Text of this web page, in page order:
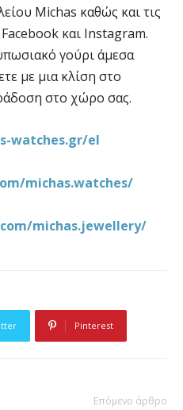
Michas καθώς και τις
και Instagram.
γούρι άμεσα
με μια κλίση στο
στο χώρο σας.
watches.gr/el
michas.watches/
michas.jewellery/
Pinterest
Επόμενο άρθρο